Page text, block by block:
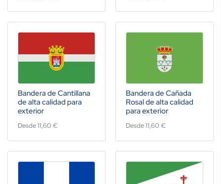
Bandera de Cantillana
de alta calidad para
exterior
Desde 11,60 €
Bandera de Cañada
Rosal de alta calidad
para exterior
Desde 11,60 €